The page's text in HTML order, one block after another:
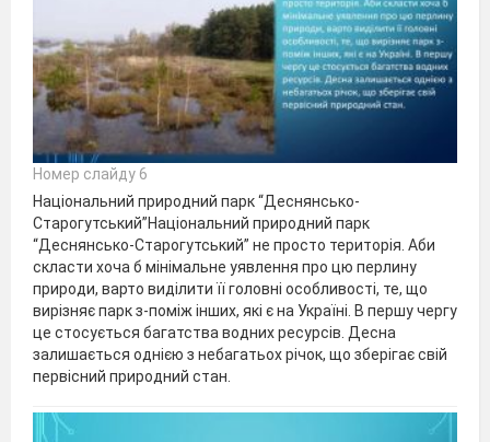
Номер слайду 6
Національний природний парк “Деснянсько-
Старогутський”Національний природний парк
“Деснянсько-Старогутський” не просто територія. Аби
скласти хоча б мінімальне уявлення про цю перлину
природи, варто виділити її головні особливості, те, що
вирізняє парк з-поміж інших, які є на Україні. В першу чергу
це стосується багатства водних ресурсів. Десна
залишається однією з небагатьох річок, що зберігає свій
первісний природний стан.